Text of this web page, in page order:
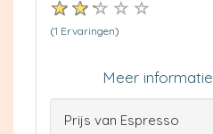
(1 Ervaringen)
Meer informatie
Prijs van Espresso